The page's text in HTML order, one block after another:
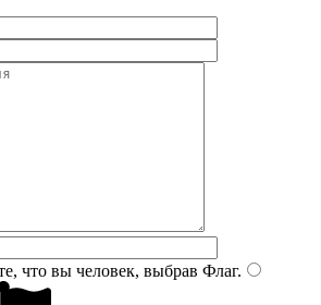
что вы человек, выбрав Флаг.